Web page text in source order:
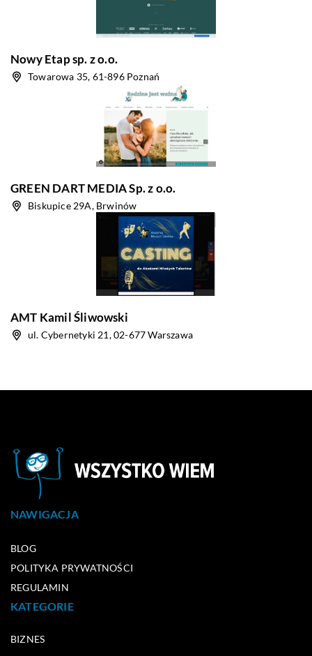
Nowy Etap sp. z o.o.
Towarowa 35, 61-896 Poznań
GREEN DART MEDIA Sp. z o.o.
Biskupice 29A, Brwinów
AMT Kamil Śliwowski
ul. Cybernetyki 21, 02-677 Warszawa
NAWIGACJA
BLOG
POLITYKA PRYWATNOŚCI
REGULAMIN
KATEGORIE
BIZNES